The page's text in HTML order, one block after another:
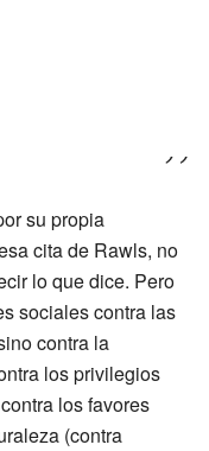
su propia
cita de Rawls, no
lo que dice. Pero
sociales contra las
contra la
los privilegios
los favores
(contra